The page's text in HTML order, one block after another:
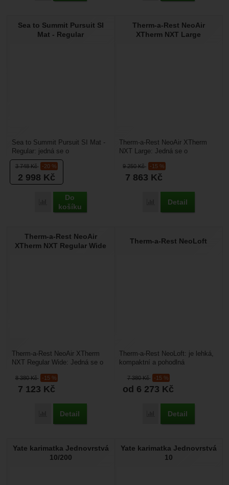
Sea to Summit Pursuit SI
Mat - Regular
3 748Kč -20 %
2 998 Kč
Přidat 'Sea to Summit Pursuit SI Mat - Regular' k porovnání
Do
košíku
Sea to Summit Pursuit SI Mat -
Regular: jedná se o
samonafukovací karimatku,
která byla navržena pro...
Therm-a-Rest NeoAir
XTherm NXT Large
9 250Kč -15 %
7 863 Kč
Přidat 'Therm-a-Rest
Detail
Therm-a-Rest NeoAir XTherm
NXT Large: Jedná se o
karimatku, s nejlepším
poměrem...
Therm-a-Rest NeoAir
XTherm NXT Regular Wide
8 380Kč -15 %
7 123 Kč
Přidat 'Therm-a-Rest NeoAir XTherm NXT Regular Wide' k
Detail
Therm-a-Rest NeoAir XTherm
NXT Regular Wide: Jedná se o
karimatku, s nejlepším...
Therm-a-Rest NeoLoft
7 380Kč -15 %
od 6 273 Kč
Přidat 'Therm-a-Rest
Detail
Therm-a-Rest NeoLoft: je lehká,
kompaktní a pohodlná
pro cestování, backpacking...
Yate karimatka Jednovrstvá
10/200
Yate karimatka Jednovrstvá
10